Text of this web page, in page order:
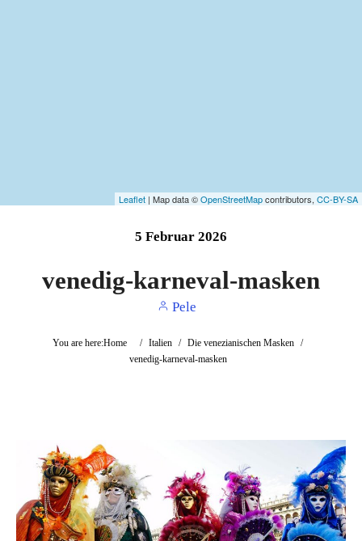
Leaflet | Map data ©OpenStreetMapcontributors, CC-BY-SA
5 Februar 2026
venedig-karneval-masken
Pele
You are here:Home / Italien / Die venezianischen Masken /
venedig-karneval-masken